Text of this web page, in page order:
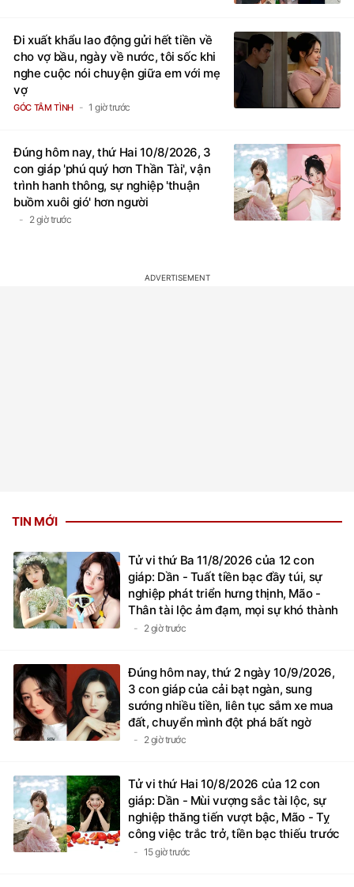
Đi xuất khẩu lao động gửi hết tiền về
cho vợ bầu, ngày về nước, tôi sốc khi
nghe cuộc nói chuyện giữa em với mẹ
vợ
GÓC TÂM TÌNH 1 giờ trước
Đúng hôm nay, thứ Hai 10/8/2026, 3
con giáp 'phú quý hơn Thần Tài', vận
trình hanh thông, sự nghiệp 'thuận
buồm xuôi gió' hơn người
2 giờ trước
TIN MỚI
Tử vi thứ Ba 11/8/2026 của 12 con
giáp: Dần - Tuất tiền bạc đầy túi, sự
nghiệp phát triển hưng thịnh, Mão -
Thân tài lộc ảm đạm, mọi sự khó thành
công mỹ mãn
2 giờ trước
Đúng hôm nay, thứ 2 ngày 10/9/2026,
3 con giáp của cải bạt ngàn, sung
sướng nhiều tiền, liên tục sắm xe mua
đất, chuyển mình đột phá bất ngờ
2 giờ trước
Tử vi thứ Hai 10/8/2026 của 12 con
giáp: Dần - Mùi vượng sắc tài lộc, sự
nghiệp thăng tiến vượt bậc, Mão - Tỵ
công việc trắc trở, tiền bạc thiếu trước
hụt sau
15 giờ trước